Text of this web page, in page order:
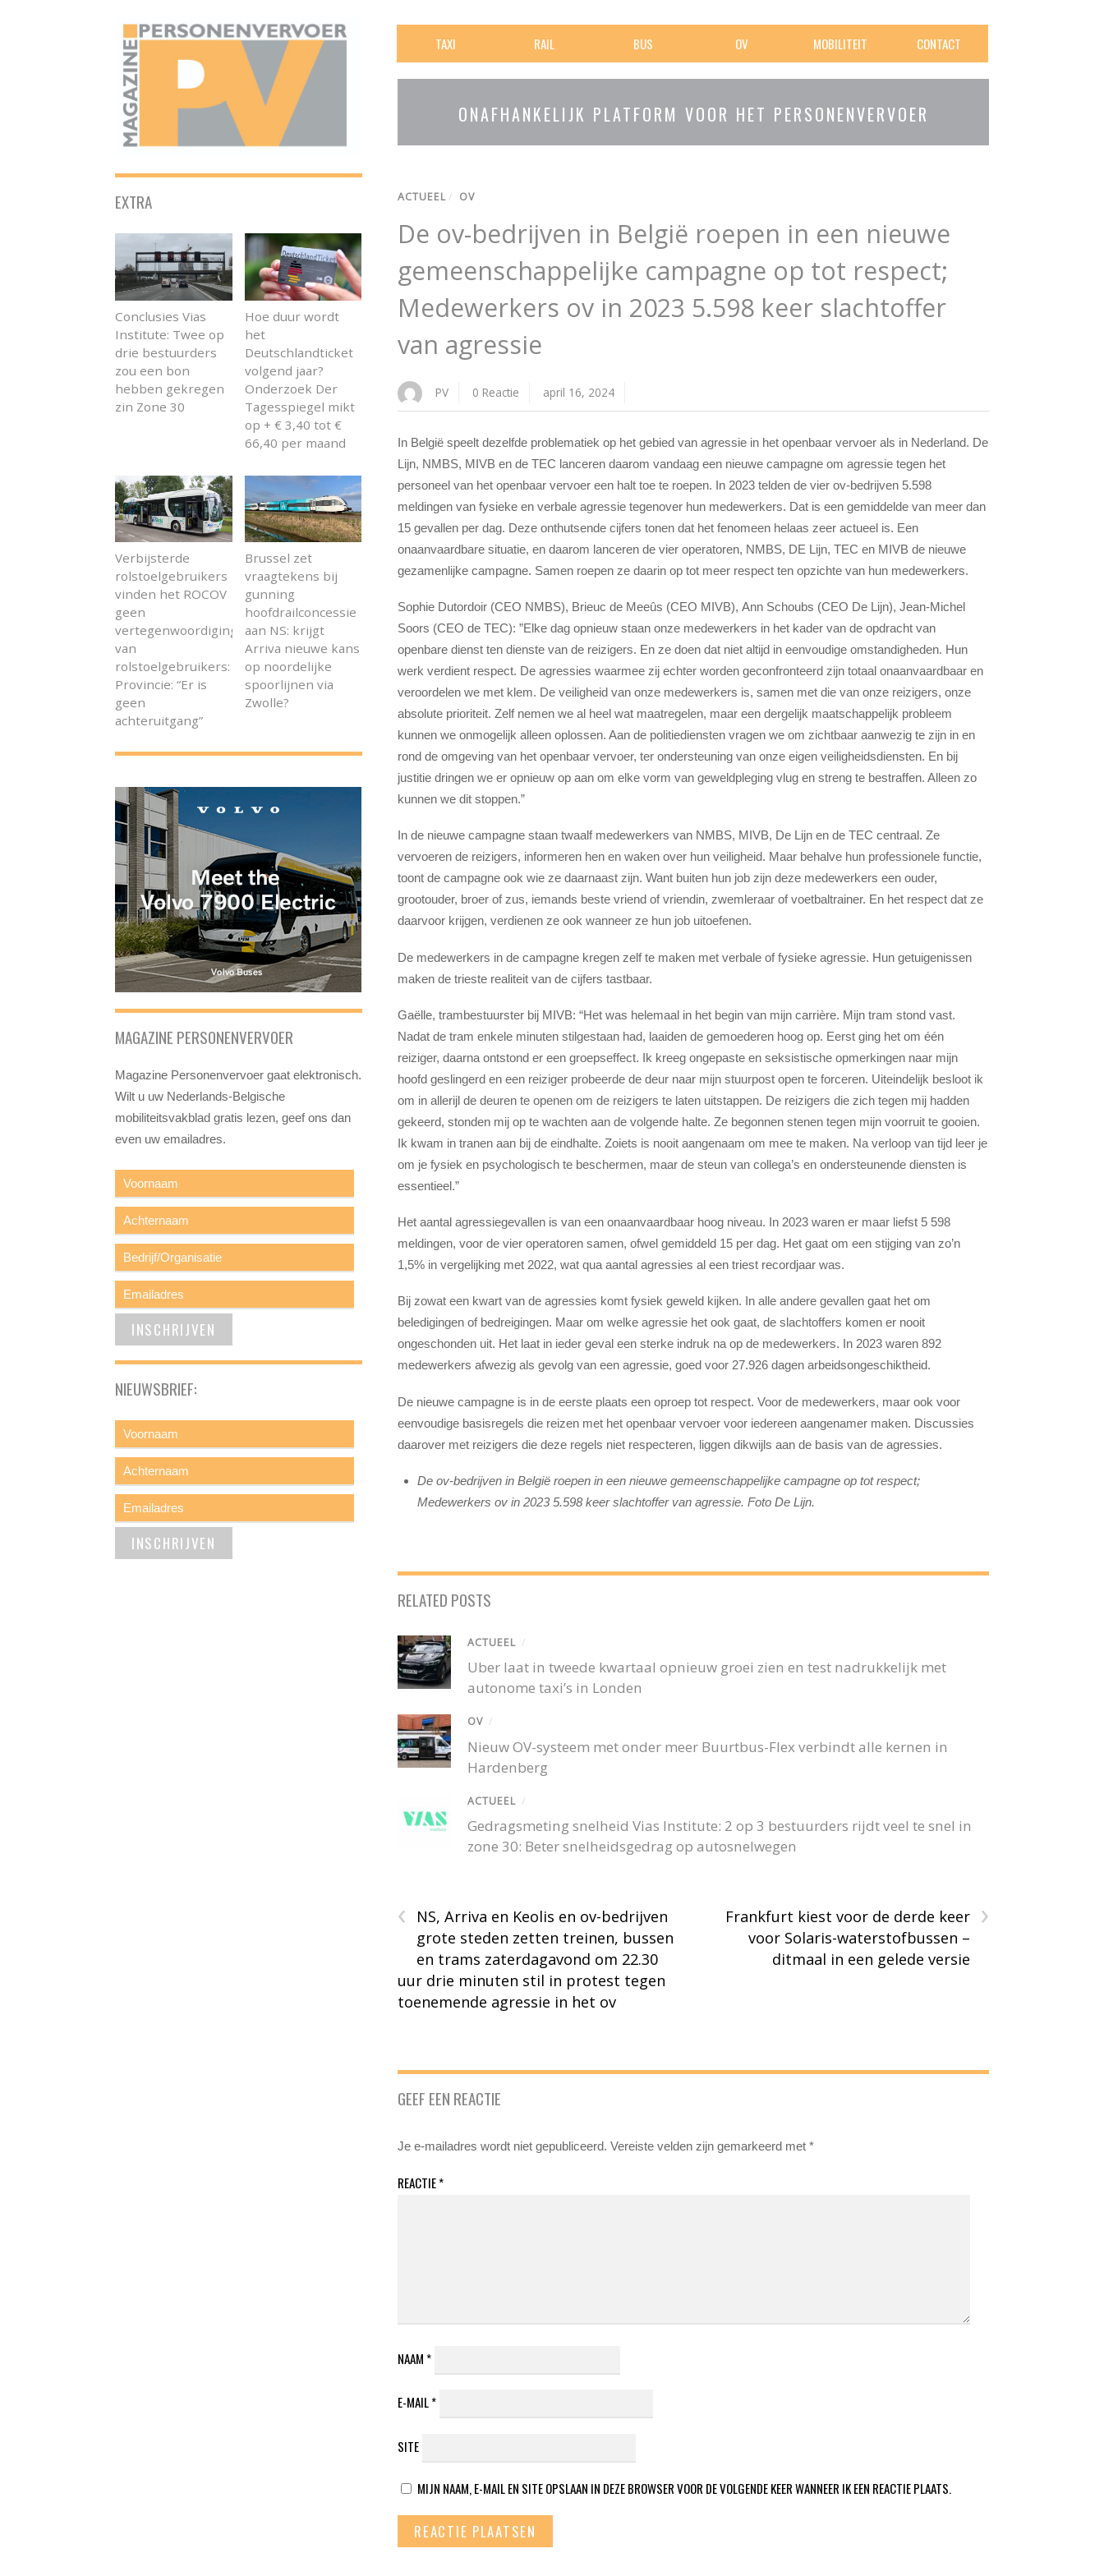
TAXI RAIL BUS OV MOBILITEIT CONTACT
ONAFHANKELIJK PLATFORM VOOR HET PERSONENVERVOER
ACTUEEL/ OV
De ov-bedrijven in België roepen in een nieuwe
gemeenschappelijke campagne op tot respect;
Medewerkers ov in 2023 5.598 keer slachtoffer
van agressie
PV 0 Reactie april 16, 2024
In België speelt dezelfde problematiek op het gebied van agressie in het openbaar vervoer als in Nederland. De
Lijn, NMBS, MIVB en de TEC lanceren daarom vandaag een nieuwe campagne om agressie tegen het
personeel van het openbaar vervoer een halt toe te roepen. In 2023 telden de vier ov-bedrijven 5.598
meldingen van fysieke en verbale agressie tegenover hun medewerkers. Dat is een gemiddelde van meer dan
15 gevallen per dag. Deze onthutsende cijfers tonen dat het fenomeen helaas zeer actueel is. Een
onaanvaardbare situatie, en daarom lanceren de vier operatoren, NMBS, DE Lijn, TEC en MIVB de nieuwe
gezamenlijke campagne. Samen roepen ze daarin op tot meer respect ten opzichte van hun medewerkers.
Sophie Dutordoir (CEO NMBS), Brieuc de Meeûs (CEO MIVB), Ann Schoubs (CEO De Lijn), Jean-Michel
Soors (CEO de TEC): ”Elke dag opnieuw staan onze medewerkers in het kader van de opdracht van
openbare dienst ten dienste van de reizigers. En ze doen dat niet altijd in eenvoudige omstandigheden. Hun
werk verdient respect. De agressies waarmee zij echter worden geconfronteerd zijn totaal onaanvaardbaar en
veroordelen we met klem. De veiligheid van onze medewerkers is, samen met die van onze reizigers, onze
absolute prioriteit. Zelf nemen we al heel wat maatregelen, maar een dergelijk maatschappelijk probleem
kunnen we onmogelijk alleen oplossen. Aan de politiediensten vragen we om zichtbaar aanwezig te zijn in en
rond de omgeving van het openbaar vervoer, ter ondersteuning van onze eigen veiligheidsdiensten. En bij
justitie dringen we er opnieuw op aan om elke vorm van geweldpleging vlug en streng te bestraffen. Alleen zo
kunnen we dit stoppen.”
In de nieuwe campagne staan twaalf medewerkers van NMBS, MIVB, De Lijn en de TEC centraal. Ze
vervoeren de reizigers, informeren hen en waken over hun veiligheid. Maar behalve hun professionele functie,
toont de campagne ook wie ze daarnaast zijn. Want buiten hun job zijn deze medewerkers een ouder,
grootouder, broer of zus, iemands beste vriend of vriendin, zwemleraar of voetbaltrainer. En het respect dat ze
daarvoor krijgen, verdienen ze ook wanneer ze hun job uitoefenen.
De medewerkers in de campagne kregen zelf te maken met verbale of fysieke agressie. Hun getuigenissen
maken de trieste realiteit van de cijfers tastbaar.
Gaëlle, trambestuurster bij MIVB: “Het was helemaal in het begin van mijn carrière. Mijn tram stond vast.
Nadat de tram enkele minuten stilgestaan had, laaiden de gemoederen hoog op. Eerst ging het om één
reiziger, daarna ontstond er een groepseffect. Ik kreeg ongepaste en seksistische opmerkingen naar mijn
hoofd geslingerd en een reiziger probeerde de deur naar mijn stuurpost open te forceren. Uiteindelijk besloot ik
om in allerijl de deuren te openen om de reizigers te laten uitstappen. De reizigers die zich tegen mij hadden
gekeerd, stonden mij op te wachten aan de volgende halte. Ze begonnen stenen tegen mijn voorruit te gooien.
Ik kwam in tranen aan bij de eindhalte. Zoiets is nooit aangenaam om mee te maken. Na verloop van tijd leer je
om je fysiek en psychologisch te beschermen, maar de steun van collega’s en ondersteunende diensten is
essentieel.”
Het aantal agressiegevallen is van een onaanvaardbaar hoog niveau. In 2023 waren er maar liefst 5 598
meldingen, voor de vier operatoren samen, ofwel gemiddeld 15 per dag. Het gaat om een stijging van zo’n
1,5% in vergelijking met 2022, wat qua aantal agressies al een triest recordjaar was.
Bij zowat een kwart van de agressies komt fysiek geweld kijken. In alle andere gevallen gaat het om
beledigingen of bedreigingen. Maar om welke agressie het ook gaat, de slachtoffers komen er nooit
ongeschonden uit. Het laat in ieder geval een sterke indruk na op de medewerkers. In 2023 waren 892
medewerkers afwezig als gevolg van een agressie, goed voor 27.926 dagen arbeidsongeschiktheid.
De nieuwe campagne is in de eerste plaats een oproep tot respect. Voor de medewerkers, maar ook voor
eenvoudige basisregels die reizen met het openbaar vervoer voor iedereen aangenamer maken. Discussies
daarover met reizigers die deze regels niet respecteren, liggen dikwijls aan de basis van de agressies.
De ov-bedrijven in België roepen in een nieuwe gemeenschappelijke campagne op tot respect;
Medewerkers ov in 2023 5.598 keer slachtoffer van agressie. Foto De Lijn.
RELATED POSTS
ACTUEEL /
Uber laat in tweede kwartaal opnieuw groei zien en test nadrukkelijk met
autonome taxi’s in Londen
OV /
Nieuw OV-systeem met onder meer Buurtbus-Flex verbindt alle kernen in
Hardenberg
ACTUEEL /
Gedragsmeting snelheid Vias Institute: 2 op 3 bestuurders rijdt veel te snel in
zone 30: Beter snelheidsgedrag op autosnelwegen
‹
NS, Arriva en Keolis en ov-bedrijven
grote steden zetten treinen, bussen
en trams zaterdagavond om 22.30
uur drie minuten stil in protest tegen
toenemende agressie in het ov
›
Frankfurt kiest voor de derde keer
voor Solaris-waterstofbussen –
ditmaal in een gelede versie
GEEF EEN REACTIE
Je e-mailadres wordt niet gepubliceerd. Vereiste velden zijn gemarkeerd met*
REACTIE*
NAAM *
E-MAIL*
SITE
MIJN NAAM, E-MAIL EN SITE OPSLAAN IN DEZE BROWSER VOOR DE VOLGENDE KEER WANNEER IK EEN REACTIE PLAATS.
EXTRA
Conclusies Vias
Institute: Twee op
drie bestuurders
zou een bon
hebben gekregen
zin Zone 30
Hoe duur wordt
het
Deutschlandticket
volgend jaar?
Onderzoek Der
Tagesspiegel mikt
op + € 3,40 tot €
66,40 per maand
Verbijsterde
rolstoelgebruikers
vinden het ROCOV
geen
vertegenwoordiging
van
rolstoelgebruikers:
Provincie: “Er is
geen
achteruitgang”
Brussel zet
vraagtekens bij
gunning
hoofdrailconcessie
aan NS: krijgt
Arriva nieuwe kans
op noordelijke
spoorlijnen via
Zwolle?
MAGAZINE PERSONENVERVOER
Magazine Personenvervoer gaat elektronisch.
Wilt u uw Nederlands-Belgische
mobiliteitsvakblad gratis lezen, geef ons dan
even uw emailadres.
NIEUWSBRIEF: